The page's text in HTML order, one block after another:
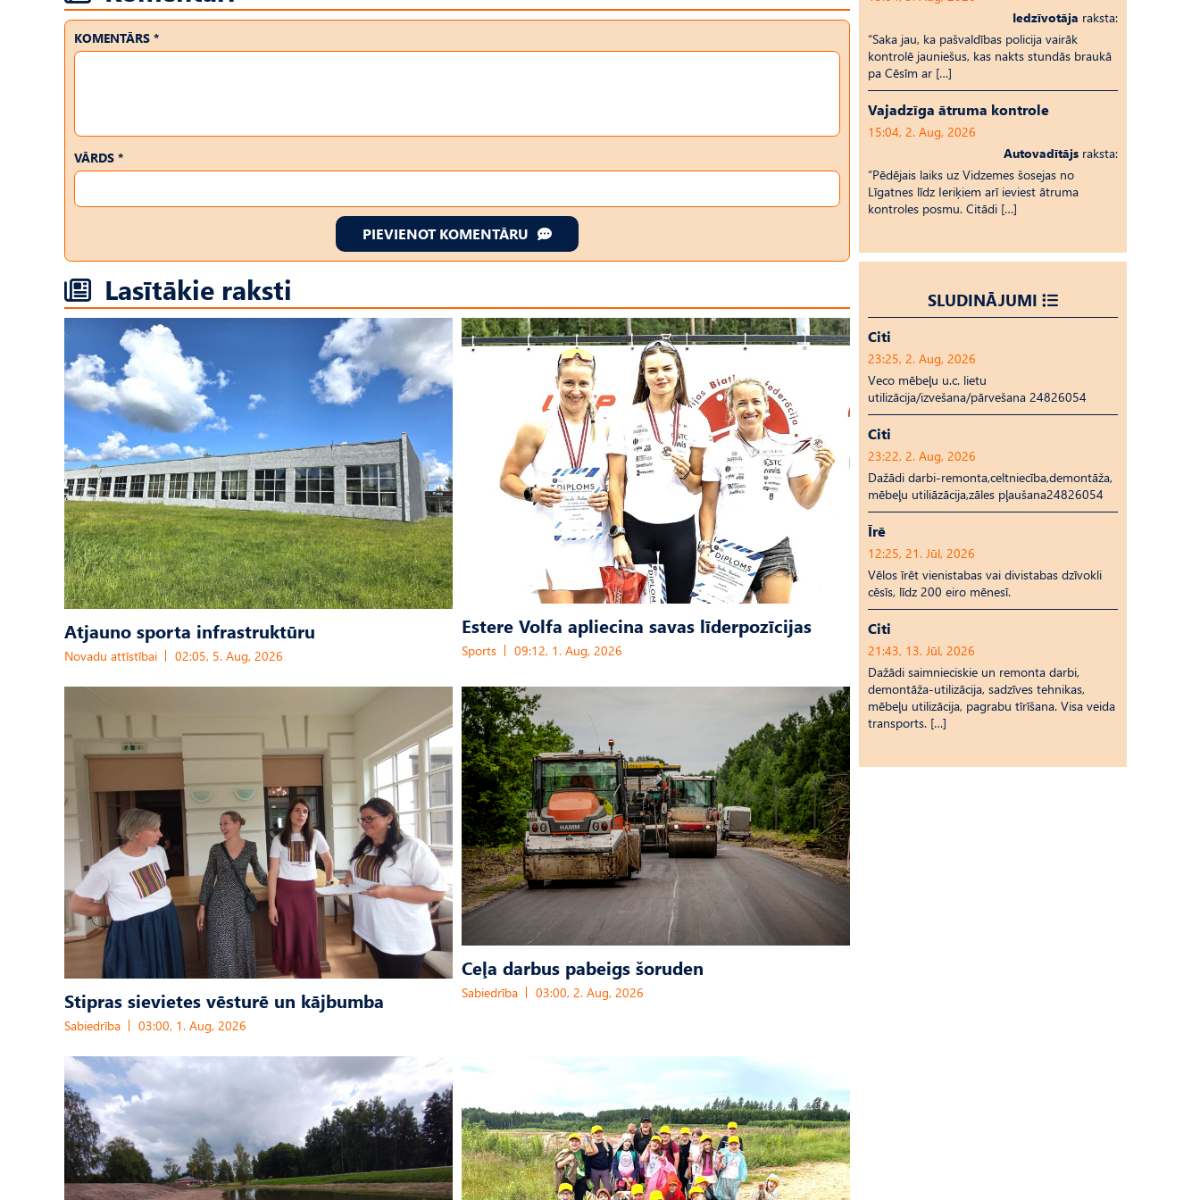
KOMENTĀRS *
VĀRDS *
PIEVIENOT KOMENTĀRU
Lasītākie raksti
Atjauno sporta infrastruktūru
Novadu attīstībai 02:05, 5. Aug, 2026
Estere Volfa apliecina savas līderpozīcijas
Sports 09:12, 1. Aug, 2026
Stipras sievietes vēsturē un kājbumba
Sabiedrība 03:00, 1. Aug, 2026
Ceļa darbus pabeigs šoruden
Sabiedrība 03:00, 2. Aug, 2026
Iedzīvotāja raksta:
“Saka jau, ka pašvaldības policija vairāk
kontrolē jauniešus, kas nakts stundās braukā
pa Cēsīm ar […]
Vajadzīga ātruma kontrole
15:04, 2. Aug, 2026
Autovadītājs raksta:
“Pēdējais laiks uz Vid­ze­mes šosejas no
Līgatnes līdz Ieriķiem arī ieviest ātruma
kontroles posmu. Citādi […]
SLUDINĀJUMI
Citi
23:25, 2. Aug, 2026
Veco mēbeļu u.c. lietu
utilizācija/izvešana/pārvešana 24826054
Citi
23:22, 2. Aug, 2026
Dažādi darbi-remonta,celtniecība,demontāža,
mēbeļu utiliāzācija,zāles pļaušana24826054
Īrē
12:25, 21. Jūl, 2026
Vēlos īrēt vienistabas vai divistabas dzīvokli
cēsīs, līdz 200 eiro mēnesī.
Citi
21:43, 13. Jūl, 2026
Dažādi saimnieciskie un remonta darbi,
demontāža-utilizācija, sadzīves tehnikas,
mēbeļu utilizācija, pagrabu tīrīšana. Visa veida
transports. […]